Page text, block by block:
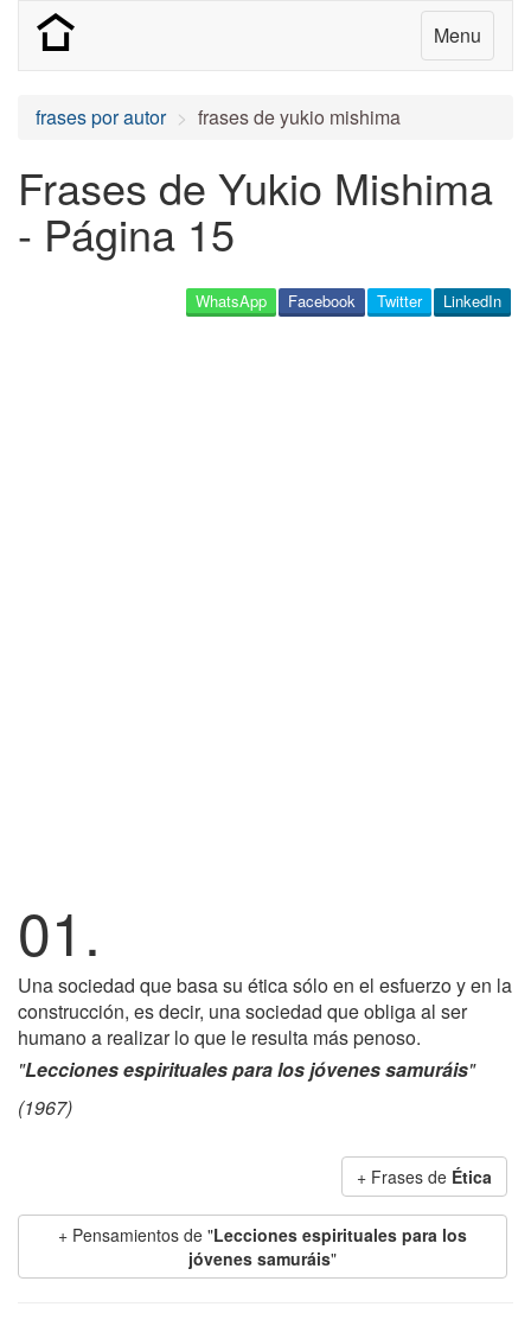
Menu
frases por autor frases de yukio mishima
Frases de Yukio Mishima
- Página 15
LinkedIn
Twitter
Facebook
WhatsApp
01.
Una sociedad que basa su ética sólo en el esfuerzo y en la
construcción, es decir, una sociedad que obliga al ser
humano a realizar lo que le resulta más penoso.
"Lecciones espirituales para los jóvenes samuráis"
(1967)
+ Frases de Ética
+ Pensamientos de "Lecciones espirituales para los
jóvenes samuráis"